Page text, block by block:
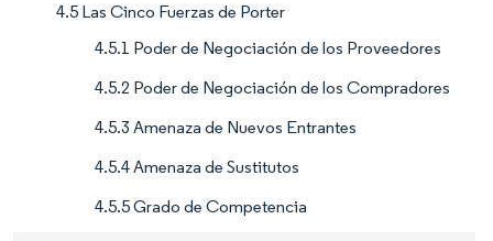
4.5 Las Cinco Fuerzas de Porter
4.5.1 Poder de Negociación de los Proveedores
4.5.2 Poder de Negociación de los Compradores
4.5.3 Amenaza de Nuevos Entrantes
4.5.4 Amenaza de Sustitutos
4.5.5 Grado de Competencia